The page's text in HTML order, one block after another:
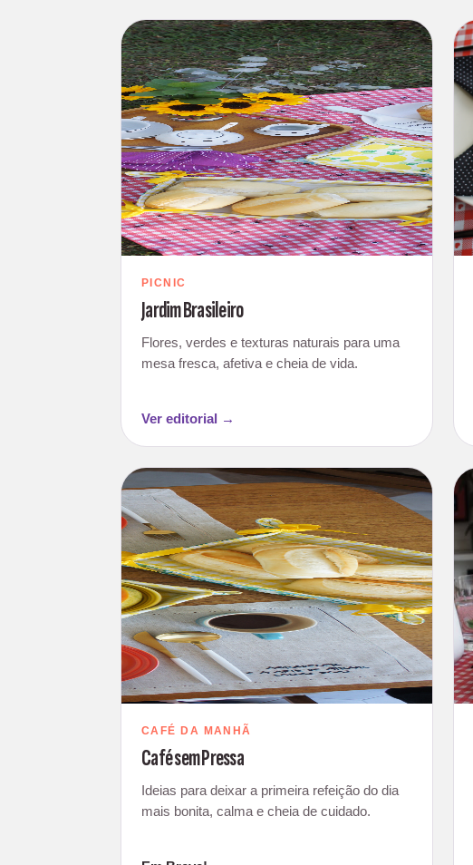
PICNIC
Jardim Brasileiro
Flores, verdes e texturas naturais para uma
mesa fresca, afetiva e cheia de vida.
Ver editorial →
CAFÉ DA MANHÃ
Café sem Pressa
Ideias para deixar a primeira refeição do dia
mais bonita, calma e cheia de cuidado.